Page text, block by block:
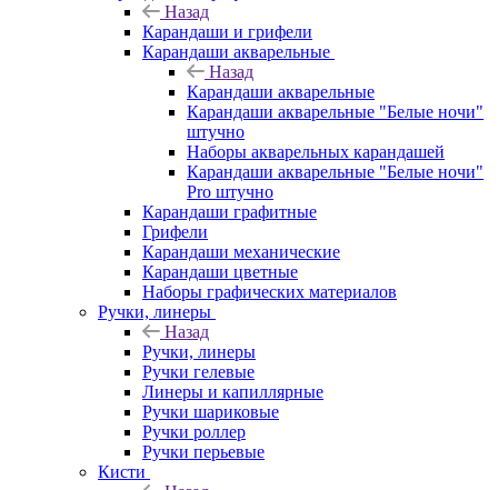
Назад
Карандаши и грифели
Карандаши акварельные
Назад
Карандаши акварельные
Карандаши акварельные "Белые ночи"
штучно
Наборы акварельных карандашей
Карандаши акварельные "Белые ночи"
Pro штучно
Карандаши графитные
Грифели
Карандаши механические
Карандаши цветные
Наборы графических материалов
Ручки, линеры
Назад
Ручки, линеры
Ручки гелевые
Линеры и капиллярные
Ручки шариковые
Ручки роллер
Ручки перьевые
Кисти